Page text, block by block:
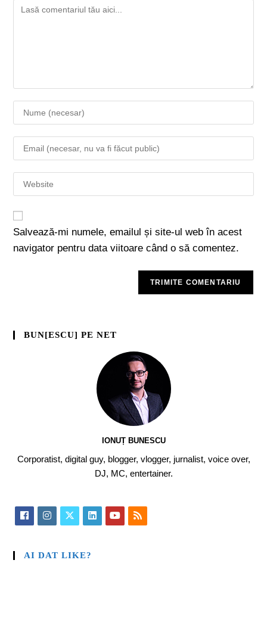
Salvează-mi numele, emailul și site-ul web în acest
navigator pentru data viitoare când o să comentez.
BUN[ESCU] PE NET
IONUȚ BUNESCU
Corporatist, digital guy, blogger, vlogger, jurnalist, voice over,
DJ, MC, entertainer.
AI DAT LIKE?